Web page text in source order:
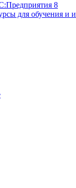
8
для обучения и